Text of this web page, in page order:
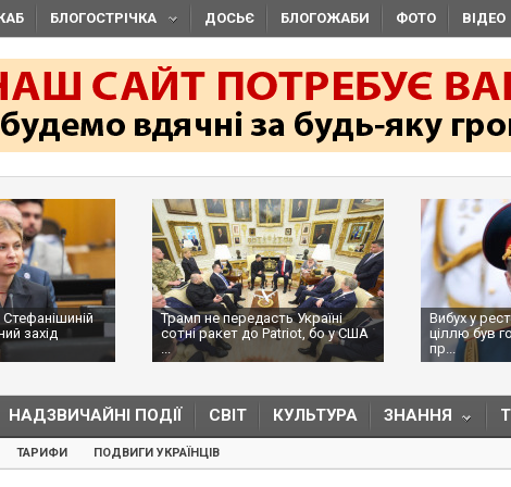
БЛОГОСТРІЧКА ДОСЬЄ БЛОГОЖАБИ ФОТО ВІДЕО
захід
Трамп не передасть Україні
сотні ракет до Patriot, бо у США
...
Вибух у
ціллю був
пр...
НАДЗВИЧАЙНІ ПОДІЇ СВІТ КУЛЬТУРА ЗНАННЯ
ТАРИФИ ПОДВИГИ УКРАЇНЦІВ